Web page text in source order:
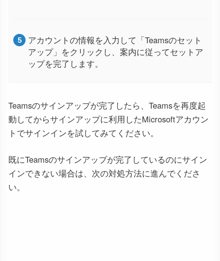
アカウントの情報を入力して「Teamsのセット
アップ」をクリックし、案内に従ってセットア
ップを完了します。
Teamsのサインアップが完了したら、Teamsを再度起
動してからサインアップに利用したMicrosoftアカウン
トでサインインを試してみてください。
既にTeamsのサインアップが完了しているのにサイン
インできない場合は、次の対処方法に進んでくださ
い。